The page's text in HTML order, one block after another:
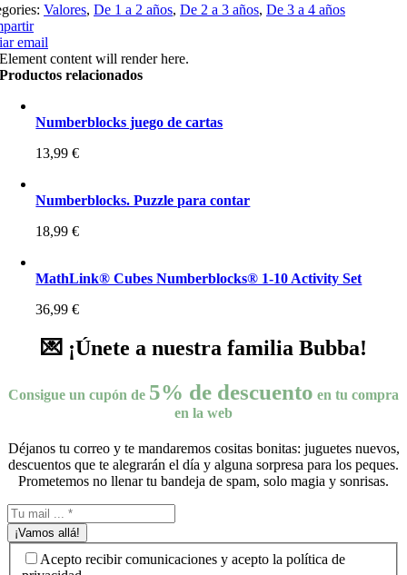
Valores, De 1 a 2 años, De 2 a 3 años, De 3 a 4 años
email
Element content will render here.
Productos relacionados
Numberblocks juego de cartas
13,99€
Numberblocks. Puzzle para contar
18,99€
MathLink® Cubes Numberblocks® 1-10 Activity Set
36,99€
💌 ¡Únete a nuestra familia Bubba!
Consigue un cupón de 5% de descuento en tu compra
en la web
Déjanos tu correo y te mandaremos cositas bonitas: juguetes nuevos,
descuentos que te alegrarán el día y alguna sorpresa para los peques.
Prometemos no llenar tu bandeja de spam, solo magia y sonrisas.
¡Vamos allá!
Acepto recibir comunicaciones y acepto la política de